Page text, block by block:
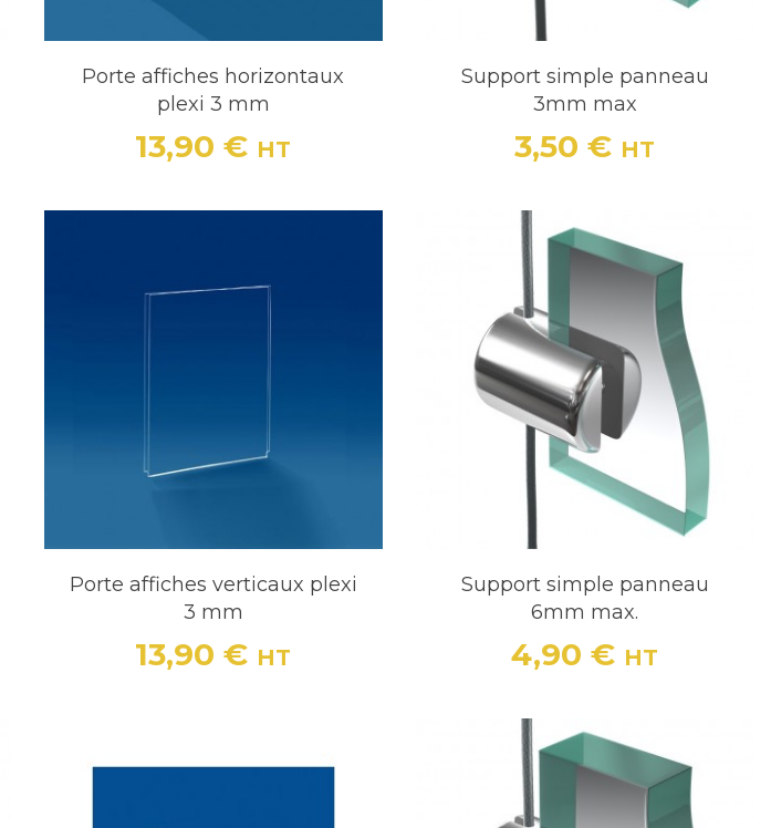
Porte affiches horizontaux
plexi 3 mm
Prix
13,90 € HT
Support simple panneau
3mm max
Prix
3,50 € HT
Porte affiches verticaux plexi
3 mm
Prix
13,90 € HT
Support simple panneau
6mm max.
Prix
4,90 € HT